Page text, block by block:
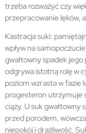
trzeba rozważyć czy
przepracowanie lęków,
Kastracja suki:
wpływ na
gwałtowny spadek
odgrywa istotną rolę w
poziom wzrasta w fazie
progesteron utrzymuje
ciąży. U suk
przed porodem,
niepokój i drażliwość.